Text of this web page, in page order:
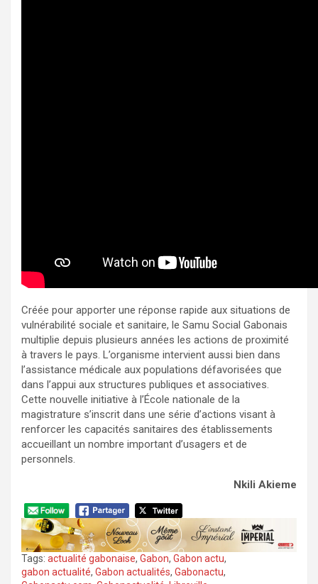
Créée pour apporter une réponse rapide aux situations de
vulnérabilité sociale et sanitaire, le Samu Social Gabonais
multiplie depuis plusieurs années les actions de proximité
à travers le pays. L’organisme intervient aussi bien dans
l’assistance médicale aux populations défavorisées que
dans l’appui aux structures publiques et associatives.
Cette nouvelle initiative à l’École nationale de la
magistrature s’inscrit dans une série d’actions visant à
renforcer les capacités sanitaires des établissements
accueillant un nombre important d’usagers et de
personnels.
Nkili Akieme
Tags: actualité gabonaise, Gabon, Gabon actu,
gabon actualité, Gabon actualités, Gabonactu,